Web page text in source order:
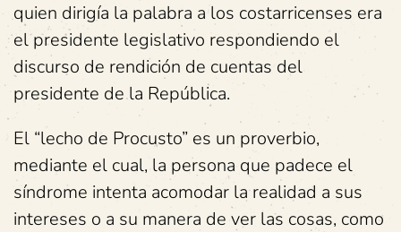
quien dirigía la palabra a los costarricenses era
el presidente legislativo respondiendo el
discurso de rendición de cuentas del
presidente de la República.
El “lecho de Procusto” es un proverbio,
mediante el cual, la persona que padece el
síndrome intenta acomodar la realidad a sus
intereses o a su manera de ver las cosas, como